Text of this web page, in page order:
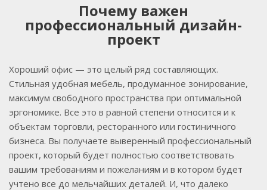
Почему важен
профессиональный дизайн-
проект
Хороший офис — это целый ряд составляющих.
Стильная удобная мебель, продуманное зонирование,
максимум свободного пространства при оптимальной
эргономике. Все это в равной степени относится и к
объектам торговли, ресторанного или гостиничного
бизнеса. Вы получаете выверенный профессиональный
проект, который будет полностью соответствовать
вашим требованиям и пожеланиям и в котором будет
учтено все до мельчайших деталей. И, что далеко